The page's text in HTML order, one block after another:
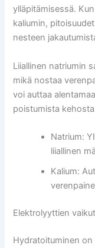
ylläpitämisessä.
kaliumin,
nesteen
Liiallinen natriumin
mikä nostaa
voi auttaa
poistumista
Natrium:
liiallinen
Kalium:
Elektrolyyttien
Hydratoituminen